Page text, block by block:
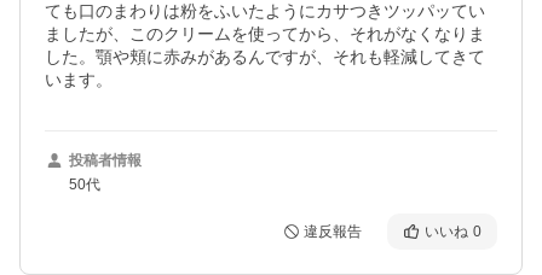
ても口のまわりは粉をふいたようにカサつきツッパッてい
ましたが、このクリームを使ってから、それがなくなりま
した。顎や頬に赤みがあるんですが、それも軽減してきて
います。
投稿者情報
50代
違反報告 いいね 0